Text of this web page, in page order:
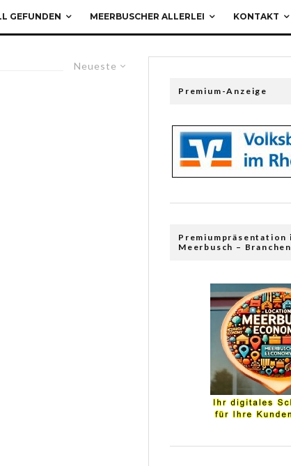
GEFUNDEN MEERBUSCHER ALLERLEI KONTAKT
Neueste
Premium-Anzeige
Premiumpräsentation
Meerbusch –